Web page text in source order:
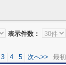
表示件数：
3 4 5 次へ>> 最初